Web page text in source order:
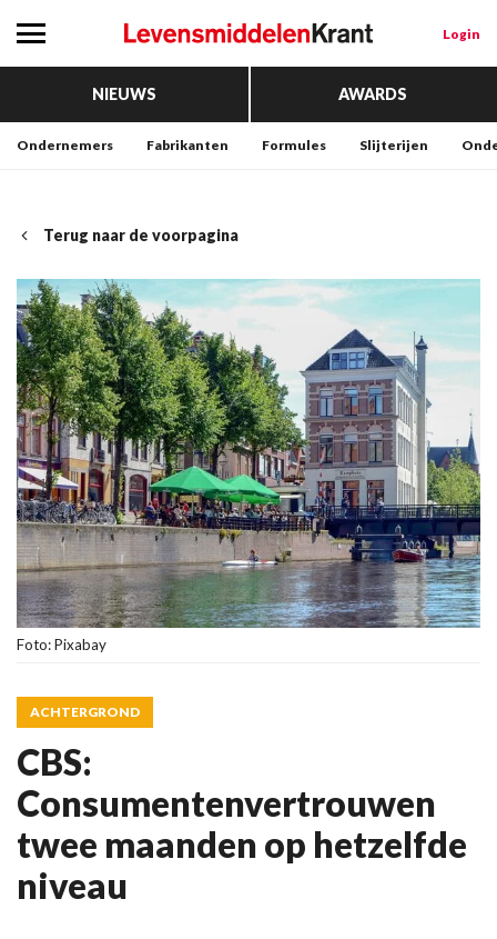
Login
NIEUWS AWARDS
Ondernemers Fabrikanten Formules Slijterijen
Terug naar de voorpagina
Foto: Pixabay
ACHTERGROND
CBS:
Consumentenvertrouwen
twee maanden op hetzelfde
niveau